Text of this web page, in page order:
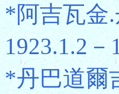
*阿吉瓦金.
1923.1.2－
*丹巴道爾